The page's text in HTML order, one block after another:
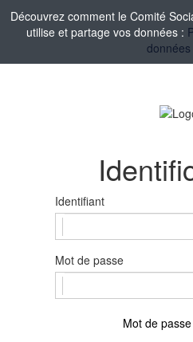
Découvrez comment le Comité
utilise et partage vos données :
données
Identifiant
Mot de passe
Mot de